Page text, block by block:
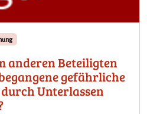
anderen Beteiligten
gefährliche
Unterlassen